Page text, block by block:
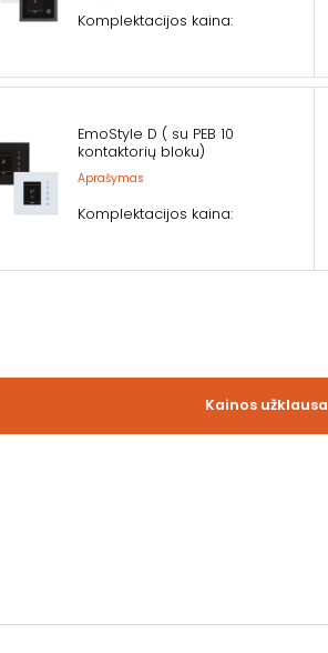
Komplektacijos kaina:
EmoStyle D ( su PEB 10
kontaktorių bloku)
Aprašymas
Komplektacijos kaina:
Kainos užklausa